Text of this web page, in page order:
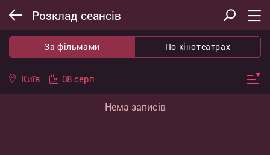
Розклад сеансів
За фільмами По кінотеатрах
Київ 08 серп
Нема записів